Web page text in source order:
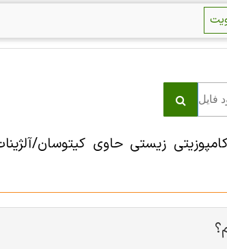
زیستی حاوی کیتوسان/